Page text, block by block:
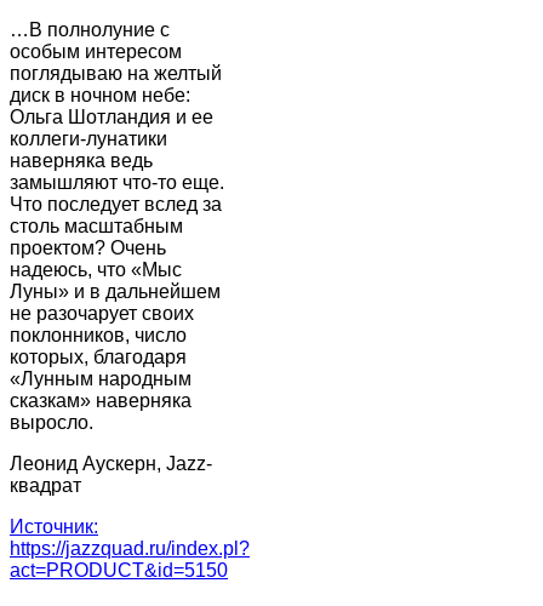
…В полнолуние с
особым интересом
поглядываю на желтый
диск в ночном небе:
Ольга Шотландия и ее
коллеги-лунатики
наверняка ведь
замышляют что-то еще.
Что последует вслед за
столь масштабным
проектом? Очень
надеюсь, что «Мыс
Луны» и в дальнейшем
не разочарует своих
поклонников, число
которых, благодаря
«Лунным народным
сказкам» наверняка
выросло.
Леонид Аускерн, Jazz-
квадрат
Источник:
https://jazzquad.ru/index.pl?
act=PRODUCT&id=5150